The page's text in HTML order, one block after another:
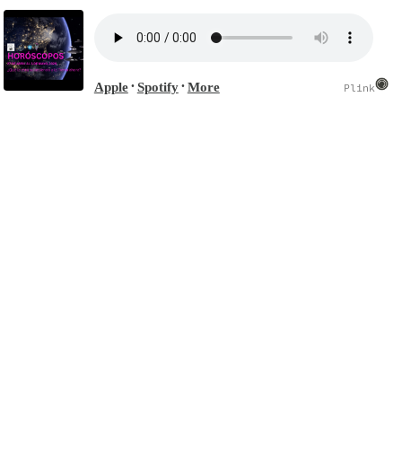
Apple• Spotify• More Plink